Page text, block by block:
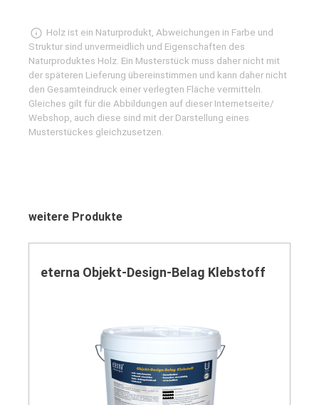
Holz ist ein Naturprodukt, Abweichungen in Farbe und
Struktur sind unvermeidlich und Eigenschaften des
Naturproduktes Holz. Ein Musterstück muss daher nicht mit
der späteren Lieferung übereinstimmen und kann daher nicht
den Gesamteindruck einer verlegten Fläche vermitteln.
Gleiches gilt für die Abbildungen auf dieser Internetseite/
Webshop, auch diese sind mit der Darstellung eines
Musterstückes gleichzusetzen.
Produktgalerie überspringen
weitere Produkte
eterna Objekt-Design-Belag Klebstoff